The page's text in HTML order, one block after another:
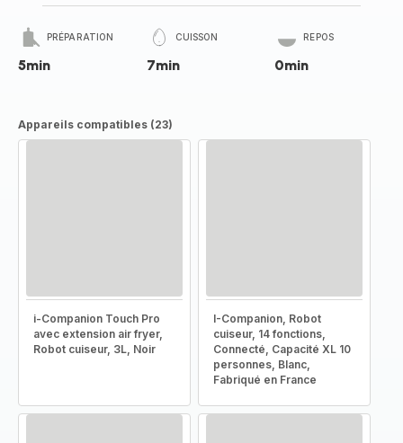
PRÉPARATION
5min
CUISSON
7min
REPOS
0min
Appareils compatibles (23)
i-Companion Touch Pro
avec extension air fryer,
Robot cuiseur, 3L, Noir
I-Companion, Robot
cuiseur, 14 fonctions,
Connecté, Capacité XL 10
personnes, Blanc,
Fabriqué en France